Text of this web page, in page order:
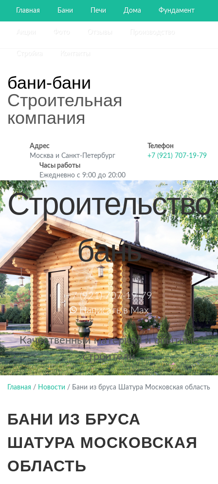
Главная Бани Печи Дома Фундамент
бани-бани
Строительная
компания
Адрес
Москва и Санкт-Петербург
Телефон
+7 (921) 707-19-79
Часы работы
Ежедневно с 9:00 до 20:00
Строительство
бань
+7 (921) 707-19-79
Написать в Max
Качественный материал и опытные
строители
Главная / Новости / Бани из бруса Шатура Московская область
БАНИ ИЗ БРУСА
ШАТУРА МОСКОВСКАЯ
ОБЛАСТЬ